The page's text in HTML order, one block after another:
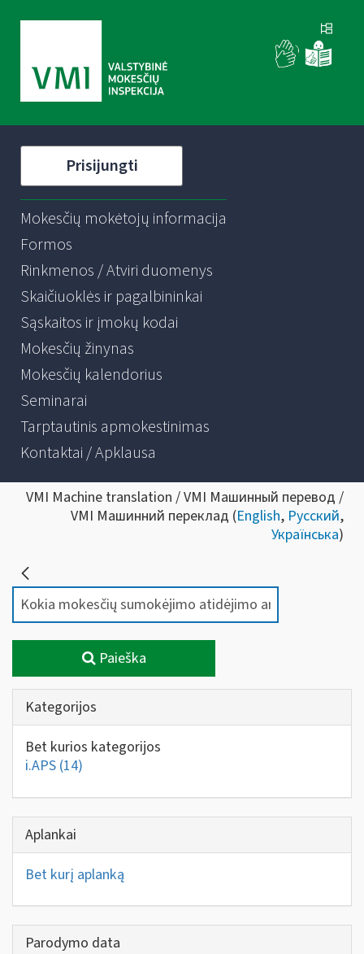
Prisijungti
Mokesčių mokėtojų informacija
Formos
Rinkmenos / Atviri duomenys
Skaičiuoklės ir pagalbininkai
Sąskaitos ir įmokų kodai
Mokesčių žinynas
Mokesčių kalendorius
Seminarai
Tarptautinis apmokestinimas
Kontaktai / Apklausa
VMI Machine translation / VMI Машинный перевод /
VMI Машинний переклад (English, Русский,
Українська)
Paieška
Kategorijos
Bet kurios kategorijos
i.APS (14)
Aplankai
Bet kurį aplanką
Parodymo data